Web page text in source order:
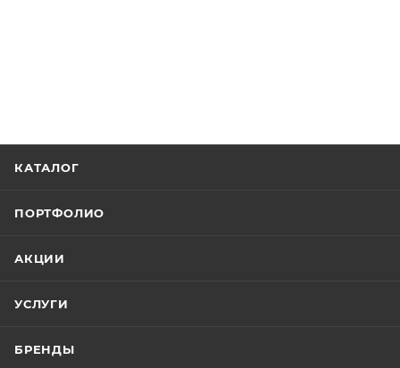
КАТАЛОГ
ПОРТФОЛИО
АКЦИИ
УСЛУГИ
БРЕНДЫ